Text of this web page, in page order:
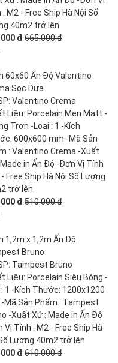
: M2 - Free Ship Hà Nội Số
40m2 trở lên
đ 665.000 đ
60x60 Ấn Độ Valentino
Sọc Dưa
Valentino Crema
Liệu: Porcelain Men Matt -
Trơn -Loại : 1 -Kích
600x600 mm -Mã Sản
: Valentino Crema -Xuất
in Ấn Độ -Đơn Vị Tính
- Free Ship Hà Nội Số Lượng
trở lên
đ 510.000 đ
1,2m x 1,2m Ấn Độ
Bruno
Tampest Bruno
Liệu: Porcelain Siêu Bóng -
: 1 -Kích Thước: 1200x1200
Mã Sản Phẩm : Tampest
-Xuất Xứ : Made in Ấn Độ
Vị Tính : M2 - Free Ship Hà
Lượng 40m2 trở lên
đ 610.000 đ